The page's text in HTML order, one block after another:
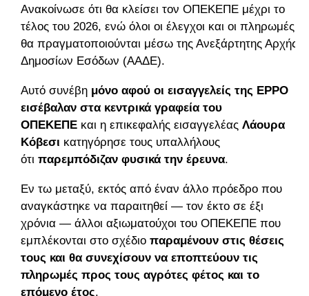
Ανακοίνωσε ότι θα κλείσει τον ΟΠΕΚΕΠΕ μέχρι το
τέλος του 2026, ενώ όλοι οι έλεγχοι και οι πληρωμές
θα πραγματοποιούνται μέσω της Ανεξάρτητης Αρχής
Δημοσίων Εσόδων (ΑΑΔΕ).
Αυτό συνέβη μόνο αφού οι εισαγγελείς της EPPO
εισέβαλαν στα κεντρικά γραφεία του
ΟΠΕΚΕΠΕ και η επικεφαλής εισαγγελέας Λάουρα
Κόβεσι κατηγόρησε τους υπαλλήλους
ότι παρεμπόδιζαν φυσικά την έρευνα.
Εν τω μεταξύ, εκτός από έναν άλλο πρόεδρο που
αναγκάστηκε να παραιτηθεί — τον έκτο σε έξι
χρόνια — άλλοι αξιωματούχοι του ΟΠΕΚΕΠΕ που
εμπλέκονται στο σχέδιο παραμένουν στις θέσεις
τους και θα συνεχίσουν να εποπτεύουν τις
πληρωμές προς τους αγρότες φέτος και το
επόμενο έτος.